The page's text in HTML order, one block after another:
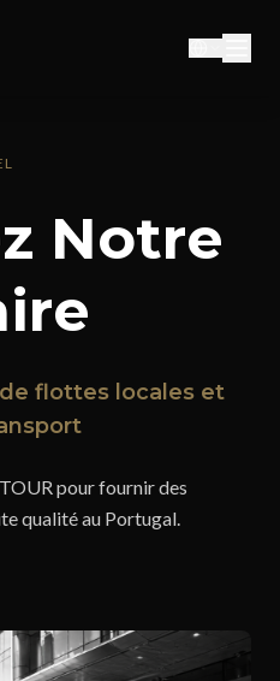
Notre
flottes locales et
pour fournir des
qualité au Portugal.